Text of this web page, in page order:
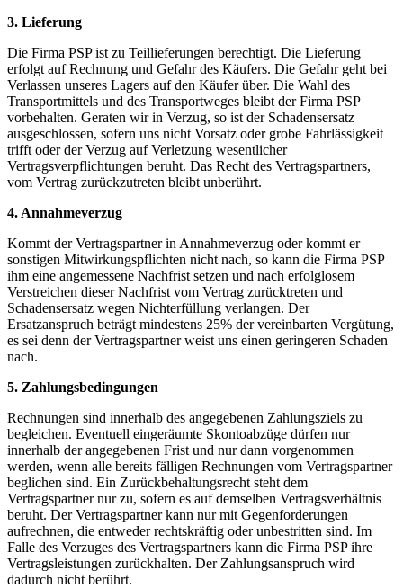
3. Lieferung
Die Firma PSP ist zu Teillieferungen berechtigt. Die Lieferung
erfolgt auf Rechnung und Gefahr des Käufers. Die Gefahr geht bei
Verlassen unseres Lagers auf den Käufer über. Die Wahl des
Transportmittels und des Transportweges bleibt der Firma PSP
vorbehalten. Geraten wir in Verzug, so ist der Schadensersatz
ausgeschlossen, sofern uns nicht Vorsatz oder grobe Fahrlässigkeit
trifft oder der Verzug auf Verletzung wesentlicher
Vertragsverpflichtungen beruht. Das Recht des Vertragspartners,
vom Vertrag zurückzutreten bleibt unberührt.
4. Annahmeverzug
Kommt der Vertragspartner in Annahmeverzug oder kommt er
sonstigen Mitwirkungspflichten nicht nach, so kann die Firma PSP
ihm eine angemessene Nachfrist setzen und nach erfolglosem
Verstreichen dieser Nachfrist vom Vertrag zurücktreten und
Schadensersatz wegen Nichterfüllung verlangen. Der
Ersatzanspruch beträgt mindestens 25% der vereinbarten Vergütung,
es sei denn der Vertragspartner weist uns einen geringeren Schaden
nach.
5. Zahlungsbedingungen
Rechnungen sind innerhalb des angegebenen Zahlungsziels zu
begleichen. Eventuell eingeräumte Skontoabzüge dürfen nur
innerhalb der angegebenen Frist und nur dann vorgenommen
werden, wenn alle bereits fälligen Rechnungen vom Vertragspartner
beglichen sind. Ein Zurückbehaltungsrecht steht dem
Vertragspartner nur zu, sofern es auf demselben Vertragsverhältnis
beruht. Der Vertragspartner kann nur mit Gegenforderungen
aufrechnen, die entweder rechtskräftig oder unbestritten sind. Im
Falle des Verzuges des Vertragspartners kann die Firma PSP ihre
Vertragsleistungen zurückhalten. Der Zahlungsanspruch wird
dadurch nicht berührt.